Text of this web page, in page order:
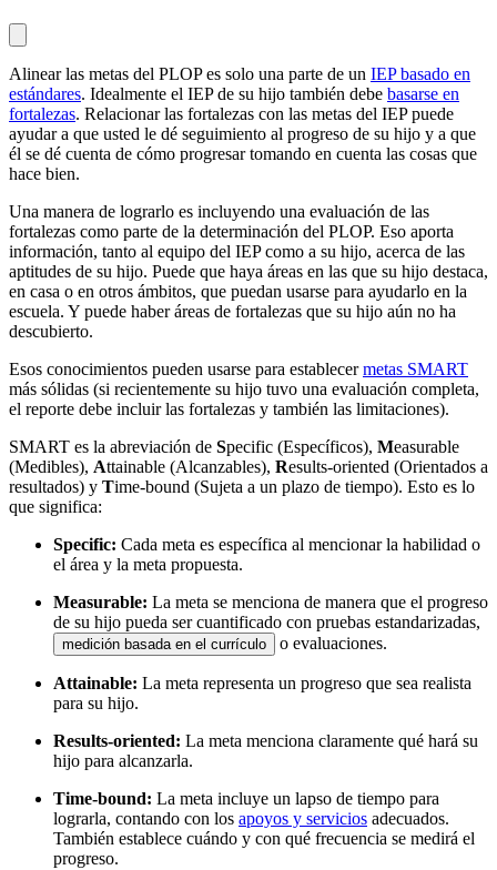
Alinear las metas del PLOP es solo una parte de un IEP basado en
estándares. Idealmente el IEP de su hijo también debe basarse en
fortalezas. Relacionar las fortalezas con las metas del IEP puede
ayudar a que usted le dé seguimiento al progreso de su hijo y a que
él se dé cuenta de cómo progresar tomando en cuenta las cosas que
hace bien.
Una manera de lograrlo es incluyendo una evaluación de las
fortalezas como parte de la determinación del PLOP. Eso aporta
información, tanto al equipo del IEP como a su hijo, acerca de las
aptitudes de su hijo. Puede que haya áreas en las que su hijo destaca,
en casa o en otros ámbitos, que puedan usarse para ayudarlo en la
escuela. Y puede haber áreas de fortalezas que su hijo aún no ha
descubierto.
Esos conocimientos pueden usarse para establecermetas SMART
más sólidas (si recientemente su hijo tuvo una evaluación completa,
el reporte debe incluir las fortalezas y también las limitaciones).
SMART es la abreviación de Specific (Específicos), Measurable
(Medibles), Attainable (Alcanzables), Results-oriented (Orientados a
resultados) y Time-bound (Sujeta a un plazo de tiempo). Esto es lo
que significa:
Specific: Cada meta es específica al mencionar la habilidad o
el área y la meta propuesta.
Measurable: La meta se menciona de manera que el progreso
de su hijo pueda ser cuantificado con pruebas estandarizadas,
medición basada en el currículo o evaluaciones.
Attainable: La meta representa un progreso que sea realista
para su hijo.
Results-oriented: La meta menciona claramente qué hará su
hijo para alcanzarla.
Time-bound: La meta incluye un lapso de tiempo para
lograrla, contando con los apoyos y servicios adecuados.
También establece cuándo y con qué frecuencia se medirá el
progreso.